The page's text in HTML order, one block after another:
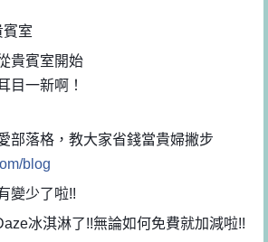
賓室
貴賓室開始
目一新啊！
部落格，教大家省錢當貴婦撇步
blog
變少了啦!!
冰淇淋了!!無論如何免費就加減啦!!